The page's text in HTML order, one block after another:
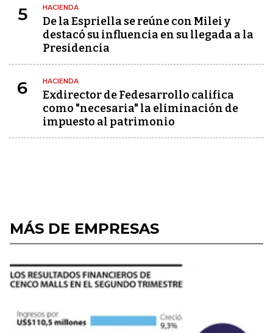
5 HACIENDA
De la Espriella se reúne con Milei y
destacó su influencia en su llegada a la
Presidencia
6 HACIENDA
Exdirector de Fedesarrollo califica
como "necesaria" la eliminación de
impuesto al patrimonio
MÁS DE EMPRESAS